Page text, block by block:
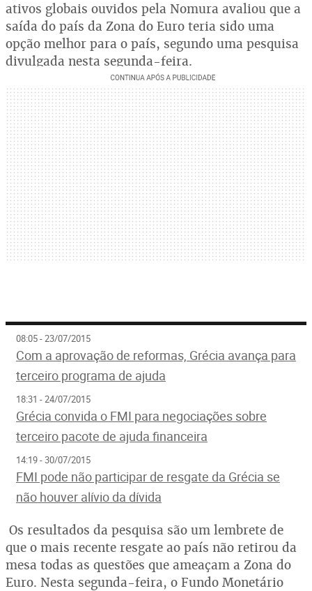
ativos globais ouvidos pela Nomura avaliou que a
saída do país da Zona do Euro teria sido uma
opção melhor para o país, segundo uma pesquisa
divulgada nesta segunda-feira.
08:05 - 23/07/2015
Com a aprovação de reformas, Grécia avança para
terceiro programa de ajuda
18:31 - 24/07/2015
Grécia convida o FMI para negociações sobre
terceiro pacote de ajuda financeira
14:19 - 30/07/2015
FMI pode não participar de resgate da Grécia se
não houver alívio da dívida
Os resultados da pesquisa são um lembrete de
que o mais recente resgate ao país não retirou da
mesa todas as questões que ameaçam a Zona do
Euro. Nesta segunda-feira, o Fundo Monetário